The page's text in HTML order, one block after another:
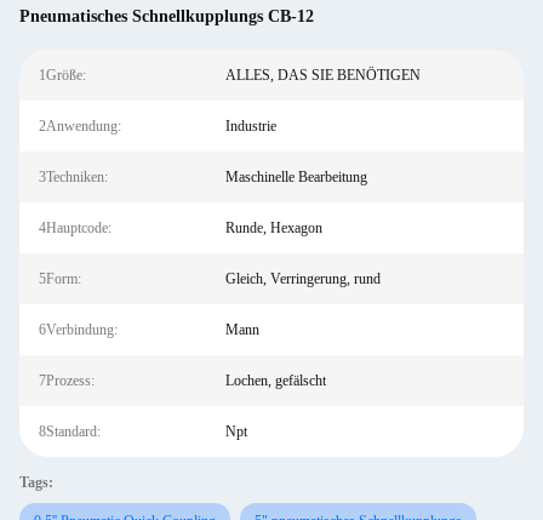
Pneumatisches Schnellkupplungs CB-12
1Größe: ALLES, DAS SIE BENÖTIGEN
2Anwendung: Industrie
3Techniken: Maschinelle Bearbeitung
4Hauptcode: Runde, Hexagon
5Form: Gleich, Verringerung, rund
6Verbindung: Mann
7Prozess: Lochen, gefälscht
8Standard: Npt
Tags: